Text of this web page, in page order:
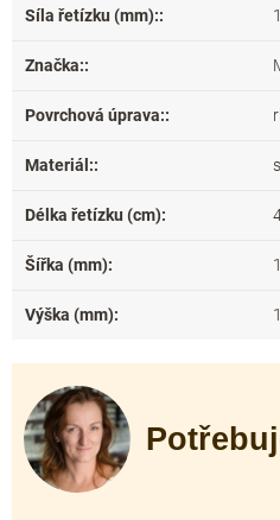
Síla řetízku (mm)::
Značka::
Povrchová úprava::
Materiál::
Délka řetízku (cm):
Šířka (mm):
Výška (mm):